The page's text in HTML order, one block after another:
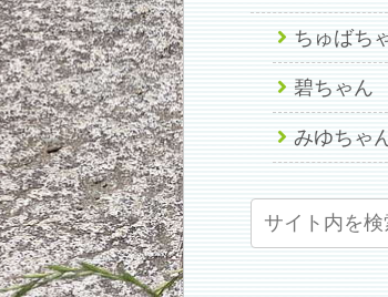
ちゅばち
碧ちゃん
みゆちゃ